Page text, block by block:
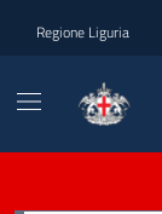
Regione Liguria